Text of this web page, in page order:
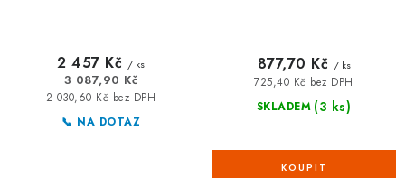
📞 NA DOTAZ
2 030,60 Kč bez DPH
2 457 Kč / ks
3 087,90 Kč
SKLADEM (3 ks)
725,40 Kč bez DPH
877,70 Kč / ks